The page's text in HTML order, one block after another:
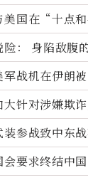
转让
美国在“十点
险： 身陷敌腹
军战机在伊朗
大针对涉嫌欺
度
装参战致中东
的可能性
会要求终结中